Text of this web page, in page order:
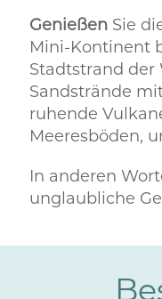
GenießenSie
Mini-Kontinent
Stadtstrand der
Sandstrände
ruhende
Meeresböden,
In anderen
unglaubliche